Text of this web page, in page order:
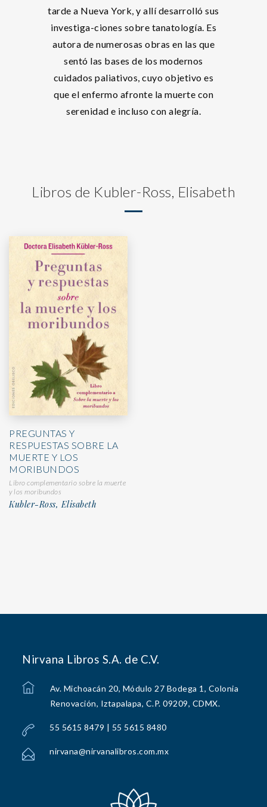
tarde a Nueva York, y allí desarrolló sus
investiga-ciones sobre tanatología. Es
autora de numerosas obras en las que
sentó las bases de los modernos
cuidados paliativos, cuyo objetivo es
que el enfermo afronte la muerte con
serenidad e incluso con alegría.
Libros de Kubler-Ross, Elisabeth
PREGUNTAS Y
RESPUESTAS SOBRE LA
MUERTE Y LOS
MORIBUNDOS
Libro complementario sobre la muerte
y los moribundos
Kubler-Ross, Elisabeth
Nirvana Libros S.A. de C.V.
Av. Michoacán 20, Módulo 27 Bodega 1, Colonia
Renovación, Iztapalapa, C.P. 09209, CDMX.
55 5615 8479 | 55 5615 8480
nirvana@nirvanalibros.com.mx